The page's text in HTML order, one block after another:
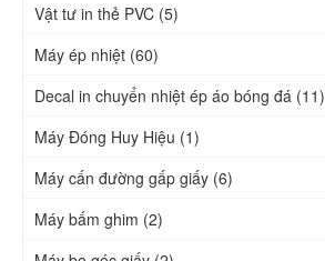
Vật tư in thẻ PVC (5)
Máy ép nhiệt (60)
Decal in chuyển nhiệt ép áo bóng đá (11)
Máy Đóng Huy Hiệu (1)
Máy cấn đường gấp giấy (6)
Máy bấm ghim (2)